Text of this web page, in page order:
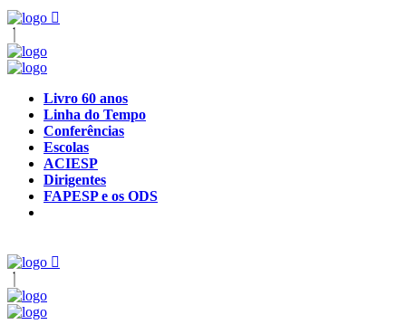
Livro 60 anos
Linha do Tempo
Conferências
Escolas
ACIESP
Dirigentes
FAPESP e os ODS